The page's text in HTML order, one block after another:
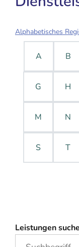
Alphabetisches
A B
G H
M N
S T
Leistungen